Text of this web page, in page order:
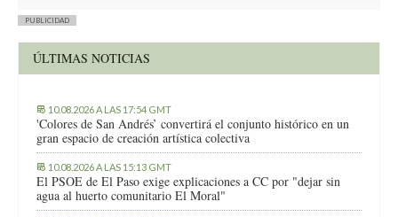
PUBLICIDAD
ÚLTIMAS NOTICIAS
10.08.2026 A LAS 17:54 GMT
'Colores de San Andrés’ convertirá el conjunto histórico en un
gran espacio de creación artística colectiva
10.08.2026 A LAS 15:13 GMT
El PSOE de El Paso exige explicaciones a CC por "dejar sin
agua al huerto comunitario El Moral"